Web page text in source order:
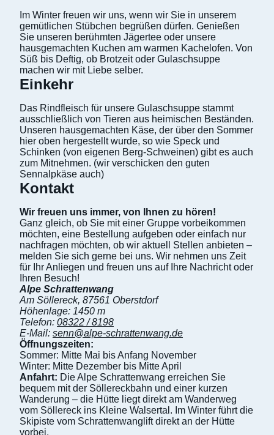
Im Winter freuen wir uns, wenn wir Sie in unserem
gemütlichen Stübchen begrüßen dürfen. Genießen
Sie unseren berühmten Jägertee oder unsere
hausgemachten Kuchen am warmen Kachelofen. Von
Süß bis Deftig, ob Brotzeit oder Gulaschsuppe
machen wir mit Liebe selber.
Einkehr
Das Rindfleisch für unsere Gulaschsuppe stammt
ausschließlich von Tieren aus heimischen Beständen.
Unseren hausgemachten Käse, der über den Sommer
hier oben hergestellt wurde, so wie Speck und
Schinken (von eigenen Berg-Schweinen) gibt es auch
zum Mitnehmen. (wir verschicken den guten
Sennalpkäse auch)
Kontakt
Wir freuen uns immer, von Ihnen zu hören!
Ganz gleich, ob Sie mit einer Gruppe vorbeikommen
möchten, eine Bestellung aufgeben oder einfach nur
nachfragen möchten, ob wir aktuell Stellen anbieten –
melden Sie sich gerne bei uns. Wir nehmen uns Zeit
für Ihr Anliegen und freuen uns auf Ihre Nachricht oder
Ihren Besuch!
Alpe Schrattenwang
Am Söllereck, 87561 Oberstdorf
Höhenlage: 1450 m
Telefon: 08322 / 8198
E-Mail: senn@alpe-schrattenwang.de
Öffnungszeiten:
Sommer: Mitte Mai bis Anfang November
Winter: Mitte Dezember bis Mitte April
Anfahrt: Die Alpe Schrattenwang erreichen Sie
bequem mit der Söllereckbahn und einer kurzen
Wanderung – die Hütte liegt direkt am Wanderweg
vom Söllereck ins Kleine Walsertal. Im Winter führt die
Skipiste vom Schrattenwanglift direkt an der Hütte
vorbei.